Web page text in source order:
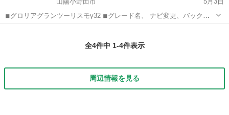
◾︎グロリアグランツーリスモy32 ◾︎グレード名、 ナビ変更、バックモ
ニター、サイドテーブル 、アルミホーイル17インチ、マフラー変更、
全4件中 1-4件表示
周辺情報を見る